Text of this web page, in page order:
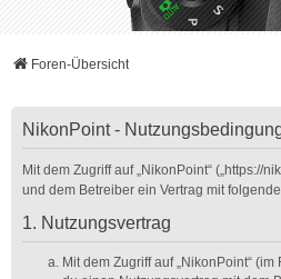
Foren-Übersicht
NikonPoint -
Mit dem Zugriff auf „NikonPoint“ („https://
und dem Betreiber ein Vertrag mit
1. Nutzungsvertrag
Mit dem Zugriff auf „NikonPoint“